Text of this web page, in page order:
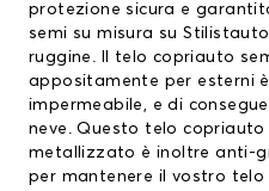
protezione sicura e
semi su misura su
ruggine. Il telo copriauto
appositamente per esterni
impermeabile, e di
neve. Questo telo
metallizzato è inoltre anti-
per mantenere il vostro